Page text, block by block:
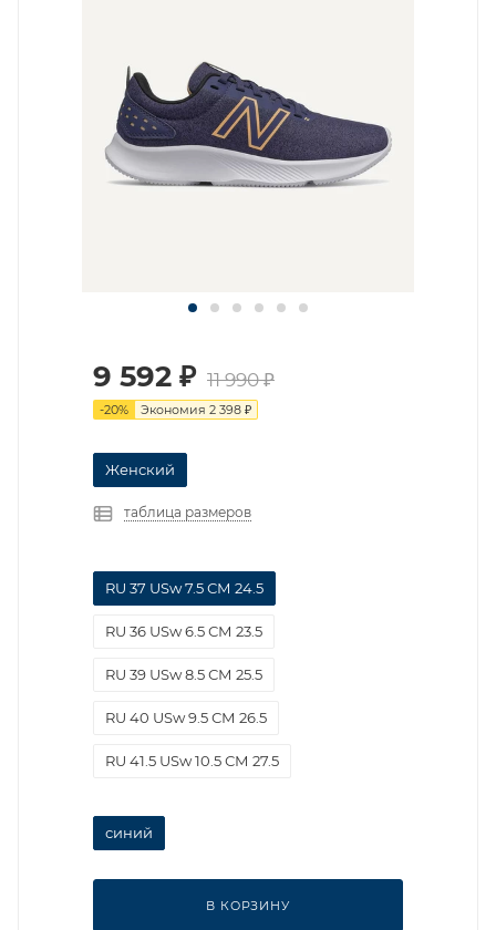
9 592 ₽ 11 990₽
-20% Экономия 2 398 ₽
Женский
таблица размеров
RU 37 USw 7.5 СМ 24.5
RU 36 USw 6.5 СМ 23.5
RU 39 USw 8.5 СМ 25.5
RU 40 USw 9.5 СМ 26.5
RU 41.5 USw 10.5 СМ 27.5
синий
В КОРЗИНУ